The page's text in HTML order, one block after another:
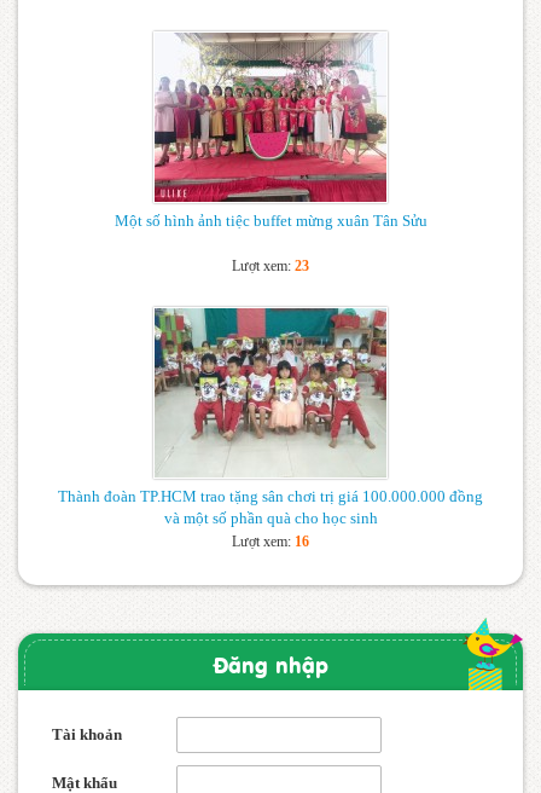
Một số hình ảnh tiệc buffet mừng xuân Tân Sửu
Lượt xem: 23
Thành đoàn TP.HCM trao tặng sân chơi trị giá 100.000.000 đồng
và một số phần quà cho học sinh
Lượt xem: 16
Đăng nhập
Tài khoản
Mật khẩu